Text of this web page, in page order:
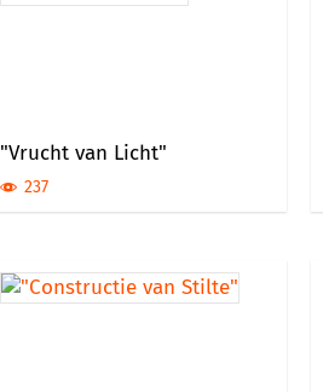
"Vrucht van Licht"
237